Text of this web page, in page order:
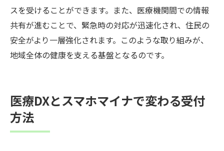
スを受けることができます。また、医療機関間での情報
共有が進むことで、緊急時の対応が迅速化され、住民の
安全がより一層強化されます。このような取り組みが、
地域全体の健康を支える基盤となるのです。
医療DXとスマホマイナで変わる受付
方法